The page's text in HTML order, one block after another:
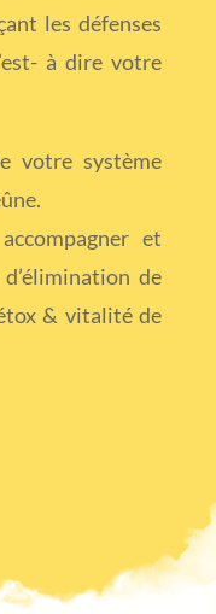
les défenses
à dire votre
votre système
et
de
& vitalité de